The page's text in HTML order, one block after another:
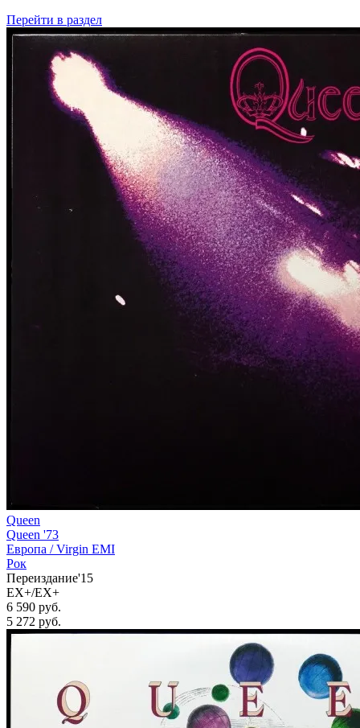
Перейти в раздел
Queen
Queen '73
Европа /Virgin EMI
Рок
Переиздание'15
EX+/EX+
6 590 руб.
5 272 руб.